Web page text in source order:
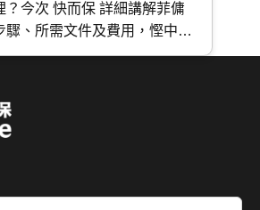
？今次 快而保 詳細講解菲傭
驟、所需文件及費用，慳中介
保險空窗期，輕鬆完成工人續